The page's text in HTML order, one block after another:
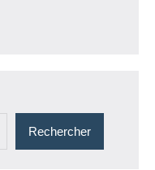
Rechercher